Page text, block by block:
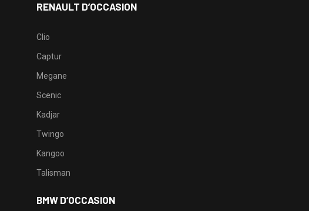
RENAULT D’OCCASION
Clio
Captur
Megane
Scenic
Kadjar
Twingo
Kangoo
Talisman
BMW D’OCCASION